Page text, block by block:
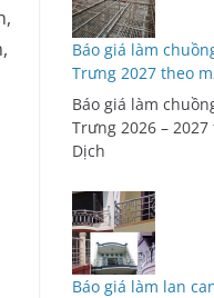
Báo giá làm
Trưng 2027 theo
Báo giá làm
Trưng 2026 –
Dịch
Báo giá làm lan